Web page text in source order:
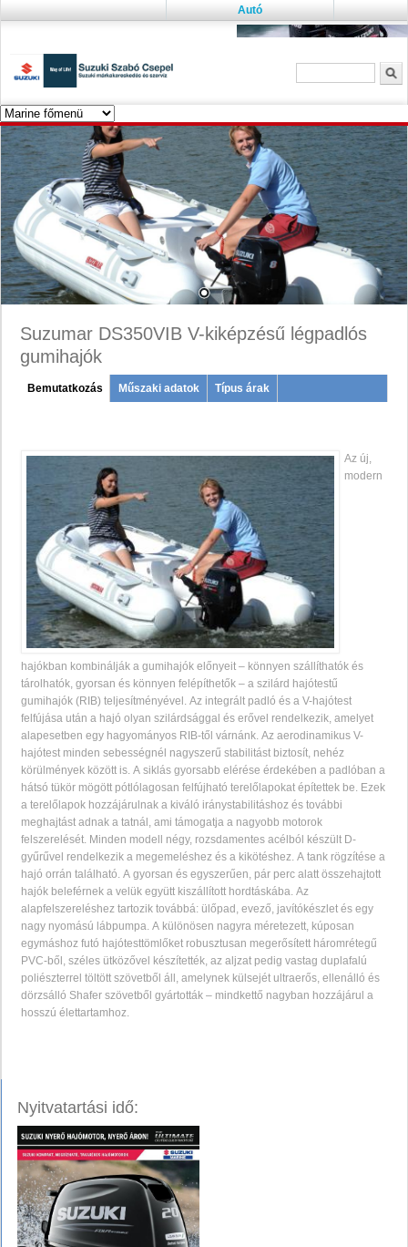
Autó
Keresés űrlap
Suzumar DS350VIB V-kiképzésű légpadlós
gumihajók
Menu
Bemutatkozás (active
tab)
Műszaki adatok Típus árak
Az új,
modern
hajókban kombinálják a gumihajók előnyeit – könnyen szállíthatók és
tárolhatók, gyorsan és könnyen felépíthetők – a szilárd hajótestű
gumihajók (RIB) teljesítményével. Az integrált padló és a V-hajótest
felfújása után a hajó olyan szilárdsággal és erővel rendelkezik, amelyet
alapesetben egy hagyományos RIB-től várnánk. Az aerodinamikus V-
hajótest minden sebességnél nagyszerű stabilitást biztosít, nehéz
körülmények között is. A siklás gyorsabb elérése érdekében a padlóban a
hátsó tükör mögött pótlólagosan felfújható terelőlapokat építettek be. Ezek
a terelőlapok hozzájárulnak a kiváló iránystabilitáshoz és további
meghajtást adnak a tatnál, ami támogatja a nagyobb motorok
felszerelését. Minden modell négy, rozsdamentes acélból készült D-
gyűrűvel rendelkezik a megemeléshez és a kikötéshez. A tank rögzítése a
hajó orrán található. A gyorsan és egyszerűen, pár perc alatt összehajtott
hajók beleférnek a velük együtt kiszállított hordtáskába. Az
alapfelszereléshez tartozik továbbá: ülőpad, evező, javítókészlet és egy
nagy nyomású lábpumpa. A különösen nagyra méretezett, kúposan
egymáshoz futó hajótesttömlőket robusztusan megerősített háromrétegű
PVC-ből, széles ütközővel készítették, az aljzat pedig vastag duplafalú
poliészterrel töltött szövetből áll, amelynek külsejét ultraerős, ellenálló és
dörzsálló Shafer szövetből gyártották – mindkettő nagyban hozzájárul a
hosszú élettartamhoz.
Nyitvatartási idő: